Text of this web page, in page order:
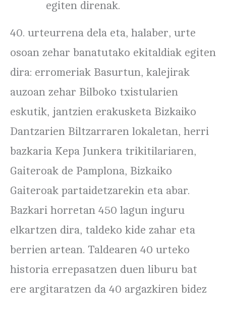
egiten direnak.
40. urteurrena dela eta, halaber, urte
osoan zehar banatutako ekitaldiak egiten
dira: erromeriak Basurtun, kalejirak
auzoan zehar Bilboko txistularien
eskutik, jantzien erakusketa Bizkaiko
Dantzarien Biltzarraren lokaletan, herri
bazkaria Kepa Junkera trikitilariaren,
Gaiteroak de Pamplona, Bizkaiko
Gaiteroak partaidetzarekin eta abar.
Bazkari horretan 450 lagun inguru
elkartzen dira, taldeko kide zahar eta
berrien artean. Taldearen 40 urteko
historia errepasatzen duen liburu bat
ere argitaratzen da 40 argazkiren bidez